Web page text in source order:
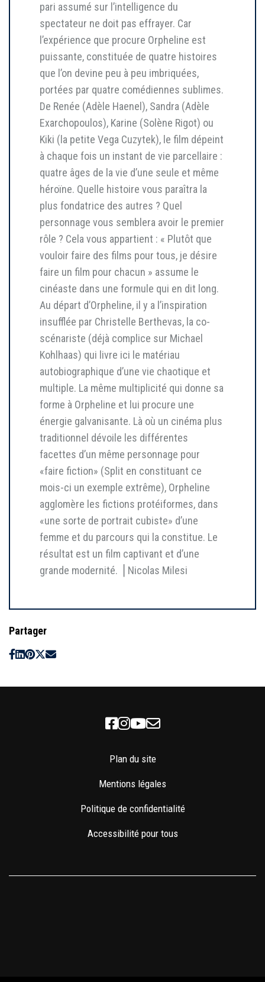
pari assumé sur l’intelligence du
spectateur ne doit pas effrayer. Car
l’expérience que procure Orpheline est
puissante, constituée de quatre histoires
que l’on devine peu à peu imbriquées,
portées par quatre comédiennes sublimes.
De Renée (Adèle Haenel), Sandra (Adèle
Exarchopoulos), Karine (Solène Rigot) ou
Kiki (la petite Vega Cuzytek), le film dépeint
à chaque fois un instant de vie parcellaire :
quatre âges de la vie d’une seule et même
héroïne. Quelle histoire vous paraîtra la
plus fondatrice des autres ? Quel
personnage vous semblera avoir le premier
rôle ? Cela vous appartient : « Plutôt que
vouloir faire des films pour tous, je désire
faire un film pour chacun » assume le
cinéaste dans une formule qui en dit long.
Au départ d’Orpheline, il y a l’inspiration
insufflée par Christelle Berthevas, la co-
scénariste (déjà complice sur Michael
Kohlhaas) qui livre ici le matériau
autobiographique d’une vie chaotique et
multiple. La même multiplicité qui donne sa
forme à Orpheline et lui procure une
énergie galvanisante. Là où un cinéma plus
traditionnel dévoile les différentes
facettes d’un même personnage pour
«faire fiction» (Split en constituant ce
mois-ci un exemple extrême), Orpheline
agglomère les fictions protéiformes, dans
«une sorte de portrait cubiste» d’une
femme et du parcours qui la constitue. Le
résultat est un film captivant et d’une
grande modernité. ⎥ Nicolas Milesi
Partager
Facebook
Instagram
Youtube
Newsletter
Plan du site
Mentions légales
Politique de confidentialité
Accessibilité pour tous